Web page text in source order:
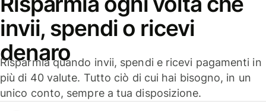
invii, spendi o ricevi
denaro
Risparmia quando invii, spendi e ricevi pagamenti in
più di 40 valute. Tutto ciò di cui hai bisogno, in un
unico conto, sempre a tua disposizione.